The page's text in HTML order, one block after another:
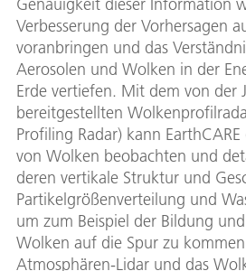
Genauigkeit dieser Information
Verbesserung der Vorhersagen
voranbringen und das
Aerosolen und Wolken in der
Erde vertiefen. Mit dem von der
bereitgestellten
Profiling Radar) kann
von Wolken beobachten und
deren vertikale Struktur und
Partikelgrößenverteilung und
um zum Beispiel der Bildung
Wolken auf die Spur zu
Atmosphären-Lidar und das